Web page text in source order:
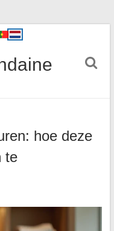
hoe deze
te